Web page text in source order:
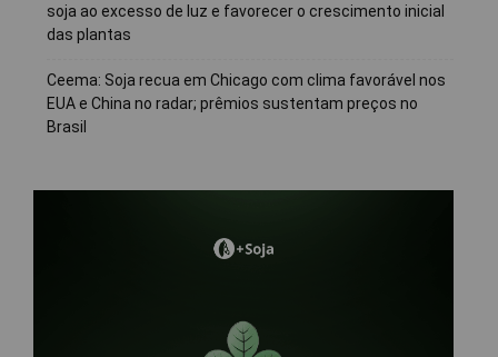
soja ao excesso de luz e favorecer o crescimento inicial
das plantas
Ceema: Soja recua em Chicago com clima favorável nos
EUA e China no radar; prêmios sustentam preços no
Brasil